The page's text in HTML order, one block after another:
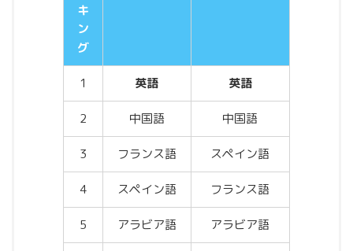
キ
ン
グ
1 英語 英語
2 中国語 中国語
3 フランス語 スペイン語
4 スペイン語 フランス語
5 アラビア語 アラビア語